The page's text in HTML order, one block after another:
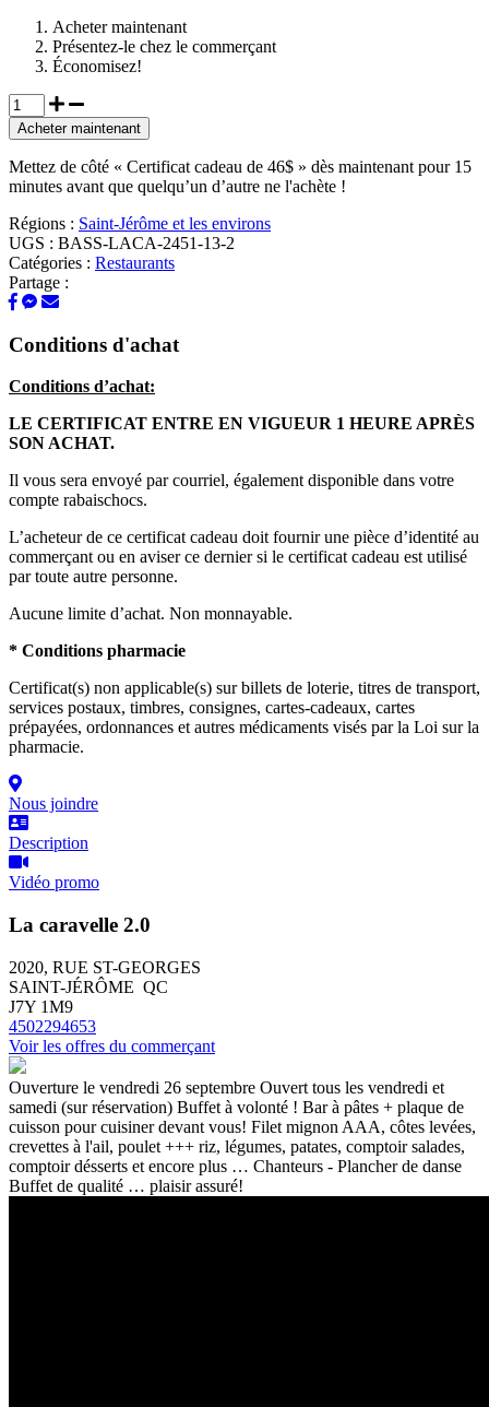
Acheter maintenant
Présentez-le chez le commerçant
Économisez!
Acheter maintenant
Mettez de côté « Certificat cadeau de 46$ » dès maintenant pour 15
minutes avant que quelqu’un d’autre ne l'achète !
Régions : Saint-Jérôme et les environs
UGS : BASS-LACA-2451-13-2
Catégories : Restaurants
Partage :
Conditions d'achat
Conditions d’achat:
LE CERTIFICAT ENTRE EN VIGUEUR 1 HEURE APRÈS
SON ACHAT.
Il vous sera envoyé par courriel, également disponible dans votre
compte rabaischocs.
L’acheteur de ce certificat cadeau doit fournir une pièce d’identité au
commerçant ou en aviser ce dernier si le certificat cadeau est utilisé
par toute autre personne.
Aucune limite d’achat. Non monnayable.
* Conditions pharmacie
Certificat(s) non applicable(s) sur billets de loterie, titres de transport,
services postaux, timbres, consignes, cartes-cadeaux, cartes
prépayées, ordonnances et autres médicaments visés par la Loi sur la
pharmacie.
Nous joindre
Description
Vidéo promo
La caravelle 2.0
2020, RUE ST-GEORGES
SAINT-JÉRÔME QC
J7Y 1M9
4502294653
Voir les offres du commerçant
Ouverture le vendredi 26 septembre Ouvert tous les vendredi et
samedi (sur réservation) Buffet à volonté ! Bar à pâtes + plaque de
cuisson pour cuisiner devant vous! Filet mignon AAA, côtes levées,
crevettes à l'ail, poulet +++ riz, légumes, patates, comptoir salades,
comptoir désserts et encore plus … Chanteurs - Plancher de danse
Buffet de qualité … plaisir assuré!